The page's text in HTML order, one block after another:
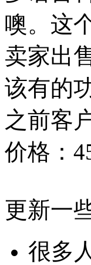
噢。这
卖家出
该有的
之前客
价格：
更新一
很多